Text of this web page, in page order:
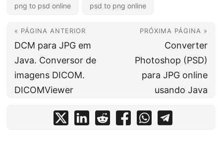
png to psd online psd to png online
« PÁGINA ANTERIOR
DCM para JPG em
Java. Conversor de
imagens DICOM.
DICOMViewer
PRÓXIMA PÁGINA »
Converter
Photoshop (PSD)
para JPG online
usando Java